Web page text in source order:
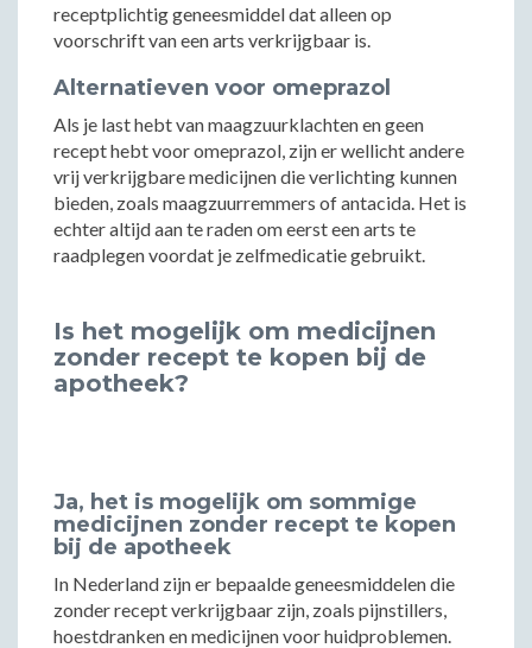
receptplichtig geneesmiddel dat alleen op
voorschrift van een arts verkrijgbaar is.
Alternatieven voor omeprazol
Als je last hebt van maagzuurklachten en geen
recept hebt voor omeprazol, zijn er wellicht andere
vrij verkrijgbare medicijnen die verlichting kunnen
bieden, zoals maagzuurremmers of antacida. Het is
echter altijd aan te raden om eerst een arts te
raadplegen voordat je zelfmedicatie gebruikt.
Is het mogelijk om medicijnen
zonder recept te kopen bij de
apotheek?
Ja, het is mogelijk om sommige
medicijnen zonder recept te kopen
bij de apotheek
In Nederland zijn er bepaalde geneesmiddelen die
zonder recept verkrijgbaar zijn, zoals pijnstillers,
hoestdranken en medicijnen voor huidproblemen.